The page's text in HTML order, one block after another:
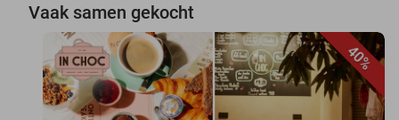
Vaak samen gekocht
40%